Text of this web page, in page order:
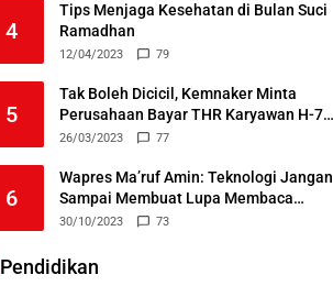
4
Tips Menjaga Kesehatan di Bulan Suci
Ramadhan
12/04/2023 79
5
Tak Boleh Dicicil, Kemnaker Minta
Perusahaan Bayar THR Karyawan H-7
Lebaran
26/03/2023 77
6
Wapres Ma’ruf Amin: Teknologi Jangan
Sampai Membuat Lupa Membaca
Alquran
30/10/2023 73
Pendidikan